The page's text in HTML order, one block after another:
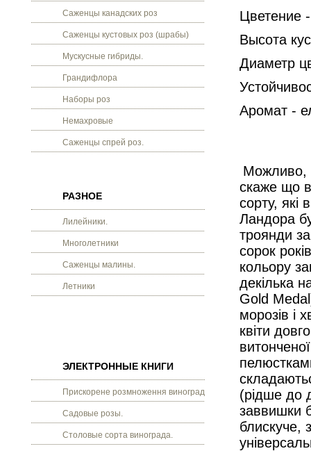
Саженцы канадских роз
Саженцы кустовых роз (шрабы)
Мускусные гибриды.
Грандифлора
Наборы роз
Немахровые
Саженцы спрей роз.
РАЗНОЕ
Лилейники.
Многолетники
Саженцы малины.
Летники
ЭЛЕКТРОННЫЕ КНИГИ
Прискорене розмноження винограду.
Садовые розы.
Столовые сорта винограда.
Цветение
Высота
Диаметр
Аромат -
Можливо,
скаже що
сорту, які
Ландора
троянди
сорок
кольору
декілька
Gold
морозів і
квіти
(рідше до
заввишки
блискуче,